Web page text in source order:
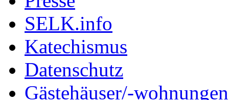
SELK.info
Katechismus
Datenschutz
Gästehäuser/-wohnungen